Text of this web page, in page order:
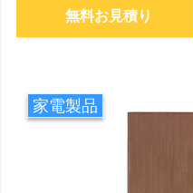
無料お見積り
家電製品